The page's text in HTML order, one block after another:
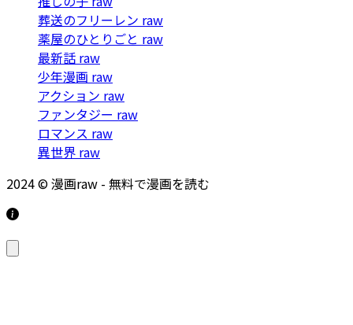
葬送のフリーレン raw
薬屋のひとりごと raw
最新話 raw
少年漫画 raw
アクション raw
ファンタジー raw
ロマンス raw
異世界 raw
2024 © 漫画raw - 無料で漫画を読む